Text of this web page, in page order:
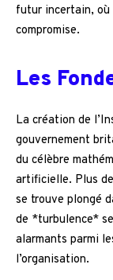
futur incertain, où
compromise.
Les
La création de
gouvernement
du célèbre
artificielle. Plus
se trouve plongé
de *turbulence*
alarmants parmi
l’organisation.